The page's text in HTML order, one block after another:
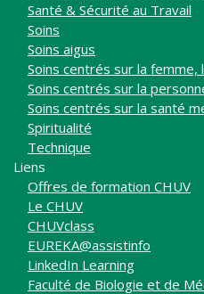
Santé & Sécurité au Travail
Soins
Soins aigus
Soins centrés sur la
Soins centrés sur la
Soins centrés sur la santé
Spiritualité
Technique
Liens
Offres de formation CHUV
Le CHUV
CHUVclass
EUREKA@assistinfo
LinkedIn Learning
Faculté de Biologie et de